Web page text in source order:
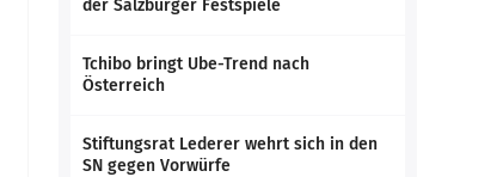
der Salzburger Festspiele
Tchibo bringt Ube-Trend nach
Österreich
Stiftungsrat Lederer wehrt sich in den
SN gegen Vorwürfe